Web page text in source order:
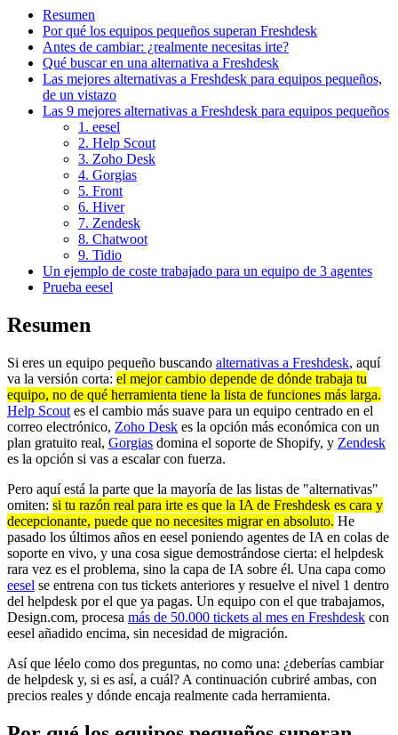
Resumen
Por qué los equipos pequeños superan Freshdesk
Antes de cambiar: ¿realmente necesitas irte?
Qué buscar en una alternativa a Freshdesk
Las mejores alternativas a Freshdesk para equipos pequeños,
de un vistazo
Las 9 mejores alternativas a Freshdesk para equipos pequeños
1. eesel
2. Help Scout
3. Zoho Desk
4. Gorgias
5. Front
6. Hiver
7. Zendesk
8. Chatwoot
9. Tidio
Un ejemplo de coste trabajado para un equipo de 3 agentes
Prueba eesel
Resumen
Si eres un equipo pequeño buscando alternativas a Freshdesk, aquí
va la versión corta: el mejor cambio depende de dónde trabaja tu
equipo, no de qué herramienta tiene la lista de funciones más larga.
Help Scout es el cambio más suave para un equipo centrado en el
correo electrónico, Zoho Desk es la opción más económica con un
plan gratuito real, Gorgias domina el soporte de Shopify, y Zendesk
es la opción si vas a escalar con fuerza.
Pero aquí está la parte que la mayoría de las listas de "alternativas"
omiten: si tu razón real para irte es que la IA de Freshdesk es cara y
decepcionante, puede que no necesites migrar en absoluto. He
pasado los últimos años en eesel poniendo agentes de IA en colas de
soporte en vivo, y una cosa sigue demostrándose cierta: el helpdesk
rara vez es el problema, sino la capa de IA sobre él. Una capa como
eesel se entrena con tus tickets anteriores y resuelve el nivel 1 dentro
del helpdesk por el que ya pagas. Un equipo con el que trabajamos,
Design.com, procesa más de 50.000 tickets al mes en Freshdesk con
eesel añadido encima, sin necesidad de migración.
Así que léelo como dos preguntas, no como una: ¿deberías cambiar
de helpdesk y, si es así, a cuál? A continuación cubriré ambas, con
precios reales y dónde encaja realmente cada herramienta.